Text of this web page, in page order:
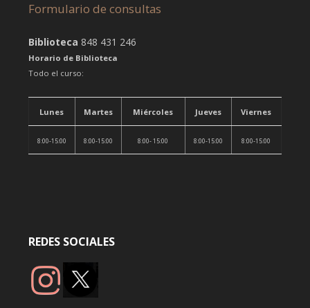
Formulario de consultas
Biblioteca 848 431 246
Horario de Biblioteca
Todo el curso:
Lunes Martes Miércoles Jueves Viernes
8:00-15:00 8:00-15:00 8:00- 15:00 8:00-15:00 8:00-15:00
REDES SOCIALES